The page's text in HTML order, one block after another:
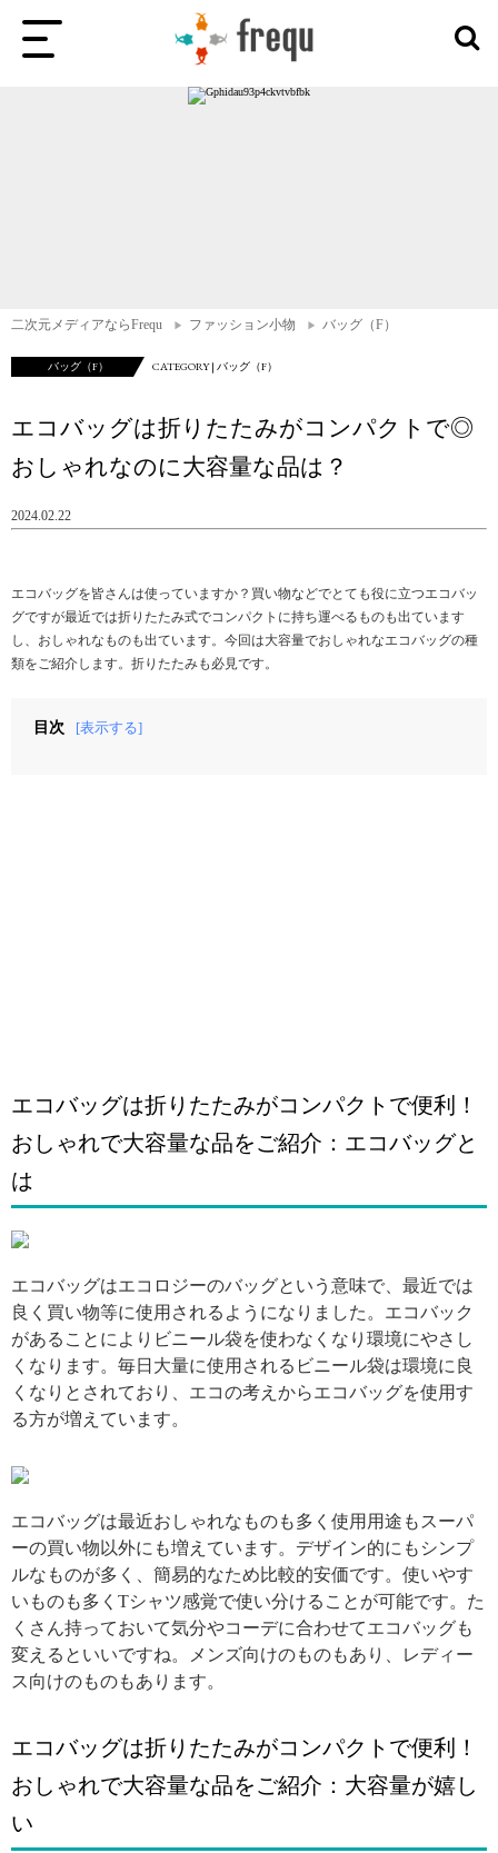
二次元メディアならFrequ ファッション小物 バッグ（F）
バッグ（F） CATEGORY | バッグ（F）
エコバッグは折りたたみがコンパクトで◎
おしゃれなのに大容量な品は？
2024.02.22
エコバッグを皆さんは使っていますか？買い物などでとても役に立つエコバッ
グですが最近では折りたたみ式でコンパクトに持ち運べるものも出ています
し、おしゃれなものも出ています。今回は大容量でおしゃれなエコバッグの種
類をご紹介します。折りたたみも必見です。
目次 [表示する]
エコバッグは折りたたみがコンパクトで便利！
おしゃれで大容量な品をご紹介：エコバッグと
は
引用: https://www.cecile.co.jp/cmdty/img/81209/512/81209WF-2543_D1.jpg
エコバッグはエコロジーのバッグという意味で、最近では
良く買い物等に使用されるようになりました。エコバック
があることによりビニール袋を使わなくなり環境にやさし
くなります。毎日大量に使用されるビニール袋は環境に良
くなりとされており、エコの考えからエコバッグを使用す
る方が増えています。
エコバッグは最近おしゃれなものも多く使用用途もスーパ
ーの買い物以外にも増えています。デザイン的にもシンプ
ルなものが多く、簡易的なため比較的安価です。使いやす
いものも多くTシャツ感覚で使い分けることが可能です。た
くさん持っておいて気分やコーデに合わせてエコバッグも
変えるといいですね。メンズ向けのものもあり、レディー
ス向けのものもあります。
エコバッグは折りたたみがコンパクトで便利！
おしゃれで大容量な品をご紹介：大容量が嬉し
い